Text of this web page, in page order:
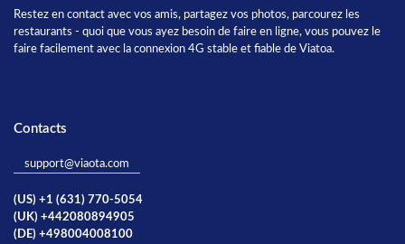
Restez en contact avec vos amis, partagez vos photos, parcourez les
restaurants - quoi que vous ayez besoin de faire en ligne, vous pouvez le
faire facilement avec la connexion 4G stable et fiable de Viatoa.
Contacts
support@viaota.com
(US) +1 (631) 770-5054
(UK) +442080894905
(DE) +498004008100